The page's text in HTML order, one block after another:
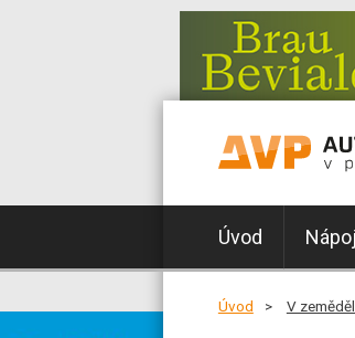
Úvod
Úvod V